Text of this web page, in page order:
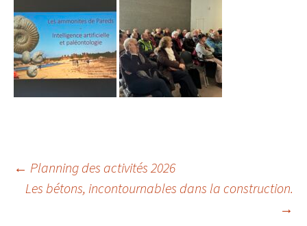
Navigation
← Planning des activités 2026
Les bétons, incontournables dans la construction.
→